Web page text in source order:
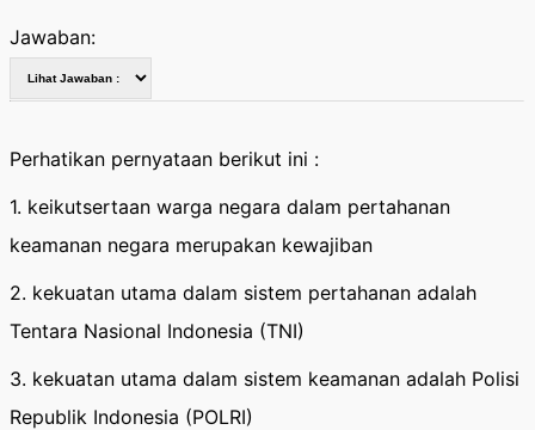
Jawaban:
Perhatikan pernyataan berikut ini :
1. keikutsertaan warga negara dalam pertahanan
keamanan negara merupakan kewajiban
2. kekuatan utama dalam sistem pertahanan adalah
Tentara Nasional Indonesia (TNI)
3. kekuatan utama dalam sistem keamanan adalah Polisi
Republik Indonesia (POLRI)